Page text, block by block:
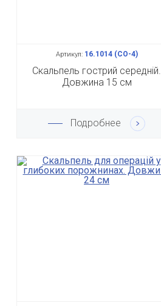
Артикул:16.1014 (СО-4)
Скальпель гострий середній.
Довжина 15 см
Подробнее